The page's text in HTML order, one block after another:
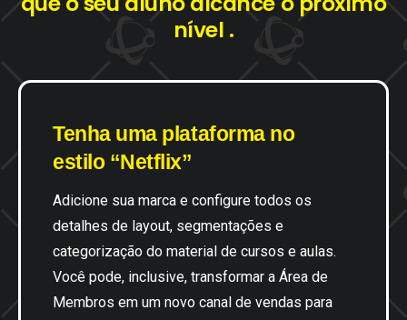
nível .
Tenha uma plataforma no
estilo “Netflix”
Adicione sua marca e configure todos os
detalhes de layout, segmentações e
categorização do material de cursos e aulas.
Você pode, inclusive, transformar a Área de
Membros em um novo canal de vendas para